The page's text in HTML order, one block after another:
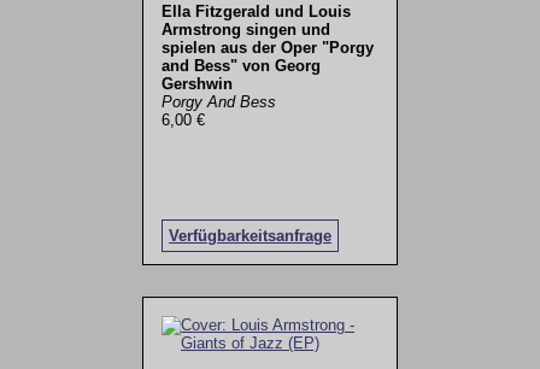
Ella Fitzgerald und Louis
Armstrong singen und
spielen aus der Oper "Porgy
and Bess" von Georg
Gershwin
Porgy And Bess
6,00 €
Verfügbarkeitsanfrage